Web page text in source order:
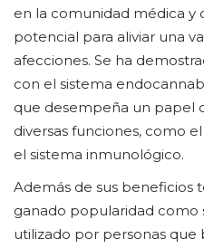
en la comunidad médica y
potencial para aliviar una
afecciones. Se ha
con el sistema
que desempeña un papel
diversas funciones, como
el sistema inmunológico.
Además de sus beneficios
ganado popularidad
utilizado por personas que